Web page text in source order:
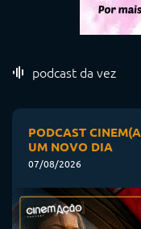
podcast da vez
PODCAST
UM NOVO DIA
07/08/2026